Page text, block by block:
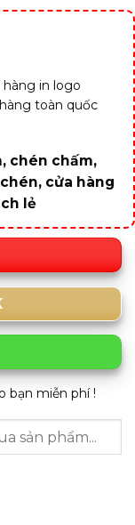
hàng in logo
toàn quốc
chén chấm,
cửa hàng
lẻ
bạn miễn phí !